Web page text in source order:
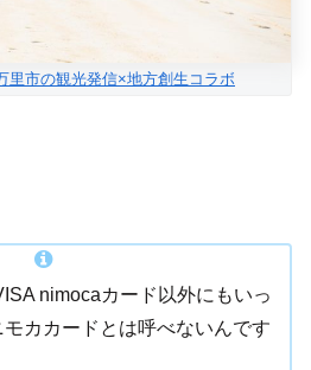
里市の観光発信×地方創生コラボ
nimocaカード以外にもいっ
カカードとは呼べないんです